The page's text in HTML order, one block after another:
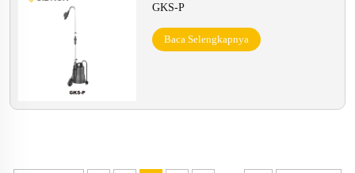
GKS-P
Baca Selengkapnya